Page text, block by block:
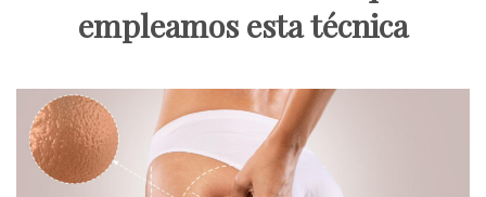
empleamos esta técnica